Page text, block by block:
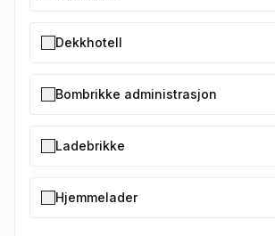
Dekkhotell
Bombrikke administrasjon
Ladebrikke
Hjemmelader